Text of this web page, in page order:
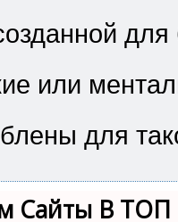
или
для
Сайты В